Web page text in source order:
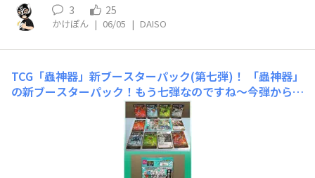
3 25
かけぽん | 06/05 | DAISO
TCG「蟲神器」新ブースターパック(第七弾)！
「蟲神器」
の新ブースターパック！もう七弾なのですね～今弾から
は、高レアリティのカテゴリに「ＵＲ(ウルトラレア)」が
追加された模様？ポジション的には従来の「ＬＲ(レジェ
ンドレア)」と「ＳＲ(スーパーレア)」の間のようです
が、私は素人なのでＳＲ以上の違いはよくわかりません
(笑)パッケージの色はエメラルド